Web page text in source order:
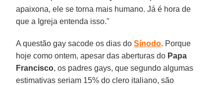
apaixona, ele se torna mais humano. Já é hora de
que a Igreja entenda isso."
A questão gay sacode os dias doSínodo. Porque
hoje como ontem, apesar das aberturas do Papa
Francisco, os padres gays, que segundo algumas
estimativas seriam 15% do clero italiano, são